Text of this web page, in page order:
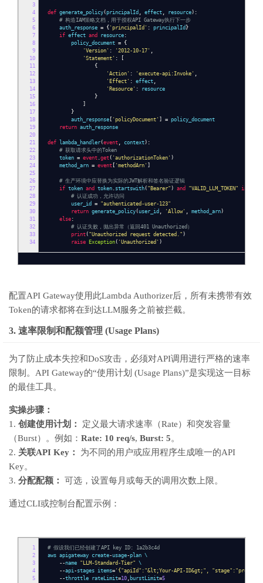
3
4
5
6
7
8
9
10
11
12
13
14
15
16
17
18
19
20
21
22
23
24
25
26
27
28
29
30
31
32
33
34
def generate_policy (principalId , effect , resource):
# 构造IAM策略文档，用于授权API Gateway执行下一步
auth_response = { 'principalId' : principalId }
if effect and resource :
policy_document = {
'Version' : '2012-10-17' ,
'Statement' :
[
{
'Action' : 'execute-api:Invoke' ,
'Effect' : effect ,
'Resource' : resource
}
]
}
auth_response [ 'policyDocument' ] = policy_document
return auth_response
def lambda_handler (event , context):
# 获取请求头中的Token
token = event .get ( 'authorizationToken' )
method_arn = event [ 'methodArn' ]
# 生产环境中应替换为实际的JWT解析和签名验证逻辑
if token and token . startswith ( "Bearer" ) and "VALID_LLM_TOKEN" in
# 认证成功，允许访问
user_id = "authenticated-user-123"
return generate_policy (user_id , 'Allow' , method_arn)
else :
# 认证失败，抛出异常（返回401 Unauthorized）
print ( "Unauthorized request detected." )
raise Exception ( 'Unauthorized' )
配置API Gateway使用此Lambda Authorizer后，所有未携带有效
Token的请求都将在到达LLM服务之前被拦截。
3. 速率限制和配额管理 (Usage Plans)
为了防止成本失控和DoS攻击，必须对API调用进行严格的速率
限制。API Gateway的“使用计划 (Usage Plans)”是实现这一目标
的最佳工具。
实操步骤：
1. 创建使用计划：
定义最大请求速率（Rate）和突发容量
（Burst）。例如： Rate: 10 req/s, Burst: 5。
2. 关联API Key：
为不同的用户或应用程序生成唯一的API
Key。
3. 分配配额： 可选，设置每月或每天的调用次数上限。
通过CLI或控制台配置示例：
1
2
3
4
5
# 假设我们已经创建了API key ID: 1a2b3c4d
aws apigateway create-usage-plan \
--name "LLM-Standard-Tier" \
--api- stages items= '{"apiId":"&lt;Your-API-ID&gt;", "stage":"prod"}'
--throttle rateLimit=10 , burstLimit=5